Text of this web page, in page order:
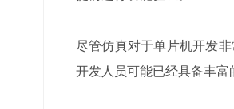
尽管仿真对于单片机开发
开发人员可能已经具备丰富